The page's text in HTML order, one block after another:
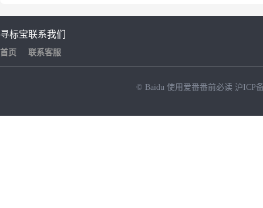
寻标宝
首页
联系我们
联系客服
© Baidu 使用爱番番前必读 沪ICP